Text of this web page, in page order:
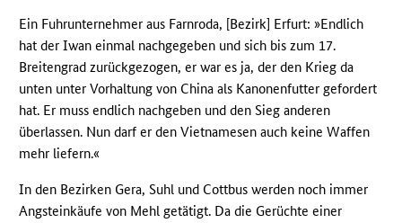
Ein Fuhrunternehmer aus Farnroda, [Bezirk] Erfurt: »Endlich
hat der Iwan einmal nachgegeben und sich bis zum 17.
Breitengrad zurückgezogen, er war es ja, der den Krieg da
unten unter Vorhaltung von China als Kanonenfutter gefordert
hat. Er muss endlich nachgeben und den Sieg anderen
überlassen. Nun darf er den Vietnamesen auch keine Waffen
mehr liefern.«
In den Bezirken Gera, Suhl und Cottbus werden noch immer
Angsteinkäufe von Mehl getätigt. Da die Gerüchte einer